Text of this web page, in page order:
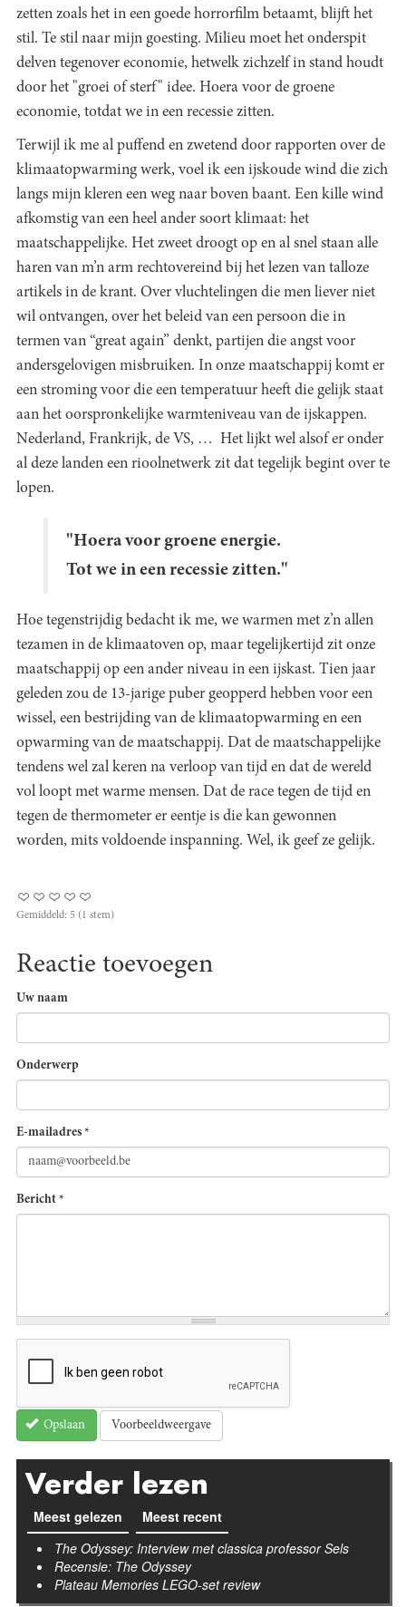
zetten zoals het in een goede horrorfilm betaamt, blijft het
stil. Te stil naar mijn goesting. Milieu moet het onderspit
delven tegenover economie, hetwelk zichzelf in stand houdt
door het "groei of sterf" idee. Hoera voor de groene
economie, totdat we in een recessie zitten.
Terwijl ik me al puffend en zwetend door rapporten over de
klimaatopwarming werk, voel ik een ijskoude wind die zich
langs mijn kleren een weg naar boven baant. Een kille wind
afkomstig van een heel ander soort klimaat: het
maatschappelijke. Het zweet droogt op en al snel staan alle
haren van m’n arm rechtovereind bij het lezen van talloze
artikels in de krant. Over vluchtelingen die men liever niet
wil ontvangen, over het beleid van een persoon die in
termen van “great again” denkt, partijen die angst voor
andersgelovigen misbruiken. In onze maatschappij komt er
een stroming voor die een temperatuur heeft die gelijk staat
aan het oorspronkelijke warmteniveau van de ijskappen.
Nederland, Frankrijk, de VS, … Het lijkt wel alsof er onder
al deze landen een rioolnetwerk zit dat tegelijk begint over te
lopen.
"Hoera voor groene energie.
Tot we in een recessie zitten."
Hoe tegenstrijdig bedacht ik me, we warmen met z’n allen
tezamen in de klimaatoven op, maar tegelijkertijd zit onze
maatschappij op een ander niveau in een ijskast. Tien jaar
geleden zou de 13-jarige puber geopperd hebben voor een
wissel, een bestrijding van de klimaatopwarming en een
opwarming van de maatschappij. Dat de maatschappelijke
tendens wel zal keren na verloop van tijd en dat de wereld
vol loopt met warme mensen. Dat de race tegen de tijd en
tegen de thermometer er eentje is die kan gewonnen
worden, mits voldoende inspanning. Wel, ik geef ze gelijk.
Gemiddeld: 5 (1 stem)
Reactie toevoegen
Uw naam
Onderwerp
E-mailadres *
Bericht *
Opslaan Voorbeeldweergave
Verder lezen
Meest gelezen Meest recent
The Odyssey: Interview met classica professor Sels
Recensie: The Odyssey
Plateau Memories LEGO-set review